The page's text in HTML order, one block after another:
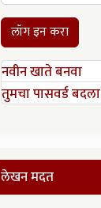
लॉग इन करा
नवीन खाते बनवा
तुमचा पासवर्ड
लेखन मदत